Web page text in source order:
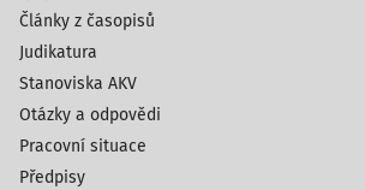
Články z časopisů
Judikatura
Stanoviska AKV
Otázky a odpovědi
Pracovní situace
Předpisy